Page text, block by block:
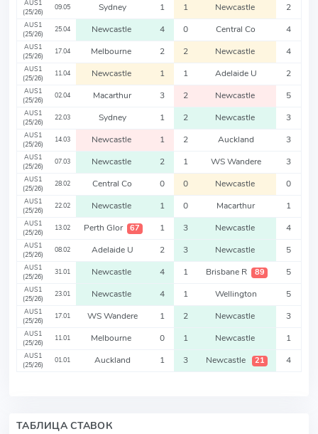
AUS1
(25/26)
09.05 Sydney 1 1 Newcastle 2
AUS1
(25/26)
25.04 Newcastle 4 0 Central Co 4
AUS1
(25/26)
17.04 Melbourne 2 2 Newcastle 4
AUS1
(25/26)
11.04 Newcastle 1 1 Adelaide U 2
AUS1
(25/26)
02.04 Macarthur 3 2 Newcastle 5
AUS1
(25/26)
22.03 Sydney 1 2 Newcastle 3
AUS1
(25/26)
14.03 Newcastle 1 2 Auckland 3
AUS1
(25/26)
07.03 Newcastle 2 1 WS Wandere 3
AUS1
(25/26)
28.02 Central Co 0 0 Newcastle 0
AUS1
(25/26)
22.02 Newcastle 1 0 Macarthur 1
AUS1
(25/26)
13.02 Perth Glor 67 1 3 Newcastle 4
AUS1
(25/26)
08.02 Adelaide U 2 3 Newcastle 5
AUS1
(25/26)
31.01 Newcastle 4 1 Brisbane R 89 5
AUS1
(25/26)
23.01 Newcastle 4 1 Wellington 5
AUS1
(25/26)
17.01 WS Wandere 1 2 Newcastle 3
AUS1
(25/26)
11.01 Melbourne 0 1 Newcastle 1
AUS1
(25/26)
01.01 Auckland 1 3 Newcastle 21 4
ТАБЛИЦА СТАВОК